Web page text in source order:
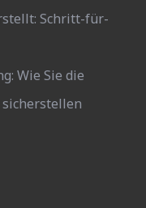
Schritt-für-
Wie Sie die